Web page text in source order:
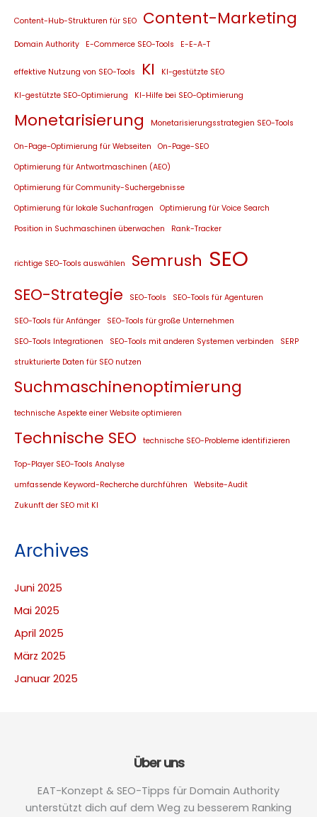
Content-Hub-Strukturen für SEO Content-Marketing
Domain Authority E-Commerce SEO-Tools E-E-A-T
effektive Nutzung von SEO-Tools KI KI-gestützte SEO
KI-gestützte SEO-Optimierung KI-Hilfe bei SEO-Optimierung
Monetarisierung Monetarisierungsstrategien SEO-Tools
On-Page-Optimierung für Webseiten
On-Page-SEO
Optimierung für Antwortmaschinen (AEO)
Optimierung für Community-Suchergebnisse
Optimierung für lokale Suchanfragen
Optimierung für Voice Search
Position in Suchmaschinen überwachen
Rank-Tracker
richtige SEO-Tools auswählen Semrush SEO
SEO-Strategie SEO-Tools SEO-Tools für Agenturen
SEO-Tools für Anfänger
SEO-Tools für große Unternehmen
SEO-Tools Integrationen
SEO-Tools mit anderen Systemen verbinden
SERP
strukturierte Daten für SEO nutzen
Suchmaschinenoptimierung
technische Aspekte einer Website optimieren
Technische SEO technische SEO-Probleme identifizieren
Top-Player SEO-Tools Analyse
umfassende Keyword-Recherche durchführen
Website-Audit
Zukunft der SEO mit KI
Archives
Juni 2025
Mai 2025
April 2025
März 2025
Januar 2025
Über uns
EAT-Konzept & SEO-Tipps für Domain Authority
unterstützt dich auf dem Weg zu besserem Ranking